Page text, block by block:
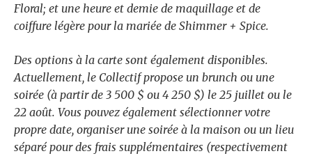
Floral; et une heure et demie de maquillage et de
coiffure légère pour la mariée de Shimmer + Spice.
Des options à la carte sont également disponibles.
Actuellement, le Collectif propose un brunch ou une
soirée (à partir de 3 500 $ ou 4 250 $) le 25 juillet ou le
22 août. Vous pouvez également sélectionner votre
propre date, organiser une soirée à la maison ou un lieu
séparé pour des frais supplémentaires (respectivement